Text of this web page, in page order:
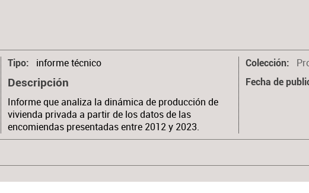
Tipo informe técnico
Descripción
Informe que analiza la dinámica de producción de
vivienda privada a partir de los datos de las
encomiendas presentadas entre 2012 y 2023.
Colección
Fecha de